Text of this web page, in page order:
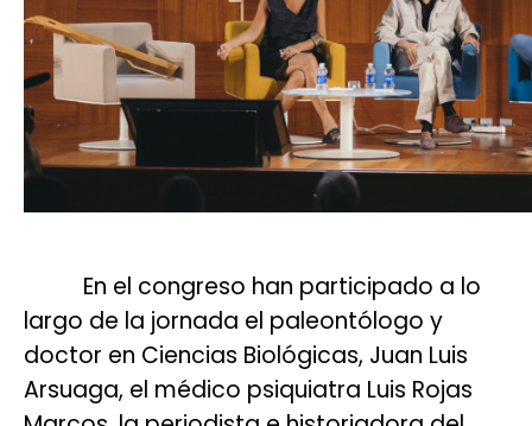
En el congreso han participado a lo
largo de la jornada el paleontólogo y
doctor en Ciencias Biológicas, Juan Luis
Arsuaga, el médico psiquiatra Luis Rojas